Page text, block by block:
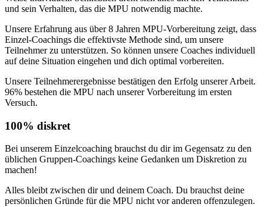
und sein Verhalten, das die MPU notwendig machte.
Unsere Erfahrung aus über 8 Jahren MPU-Vorbereitung zeigt, dass
Einzel-Coachings die effektivste Methode sind, um unsere
Teilnehmer zu unterstützen. So können unsere Coaches individuell
auf deine Situation eingehen und dich optimal vorbereiten.
Unsere Teilnehmerergebnisse bestätigen den Erfolg unserer Arbeit.
96% bestehen die MPU nach unserer Vorbereitung im ersten
Versuch.
100% diskret
Bei unserem Einzelcoaching brauchst du dir im Gegensatz zu den
üblichen Gruppen-Coachings keine Gedanken um Diskretion zu
machen!
Alles bleibt zwischen dir und deinem Coach. Du brauchst deine
persönlichen Gründe für die MPU nicht vor anderen offenzulegen.